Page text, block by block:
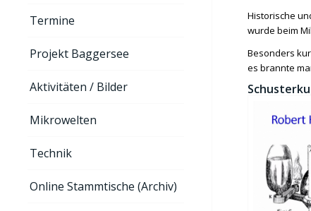
Termine
Projekt Baggersee
Aktivitäten / Bilder
Mikrowelten
Technik
Online Stammtische (Archiv)
Historische
wurde beim
Besonders
es brannte